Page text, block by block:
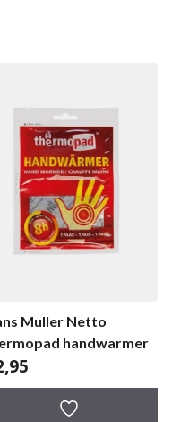
Muller Netto
handwarmer